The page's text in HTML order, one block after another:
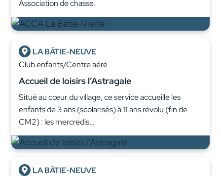
Association de chasse.
LA BÂTIE-NEUVE
Club enfants/Centre aéré
Accueil de loisirs l’Astragale
Situé au cœur du village, ce service accueille les
enfants de 3 ans (scolarisés) à 11 ans révolu (fin de
CM2) : les mercredis…
LA BÂTIE-NEUVE